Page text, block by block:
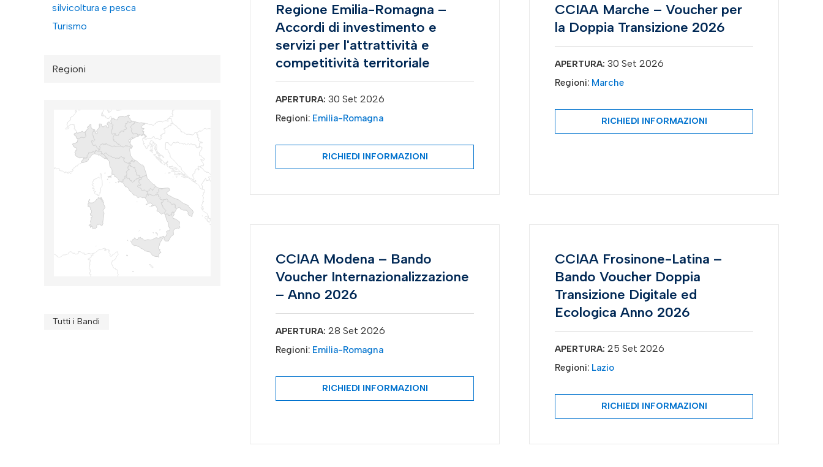
silvicoltura e pesca
Turismo
Regioni
Tutti i Bandi
Regione Emilia-Romagna –
Accordi di investimento e
servizi per l'attrattività e
competitività territoriale
APERTURA: 30 Set 2026
Regioni: Emilia-Romagna
RICHIEDI INFORMAZIONI
CCIAA Marche – Voucher per
la Doppia Transizione 2026
APERTURA: 30 Set 2026
Regioni: Marche
RICHIEDI INFORMAZIONI
CCIAA Modena – Bando
Voucher Internazionalizzazione
– Anno 2026
APERTURA: 28 Set 2026
Regioni: Emilia-Romagna
RICHIEDI INFORMAZIONI
CCIAA Frosinone-Latina –
Bando Voucher Doppia
Transizione Digitale ed
Ecologica Anno 2026
APERTURA: 25 Set 2026
Regioni: Lazio
RICHIEDI INFORMAZIONI